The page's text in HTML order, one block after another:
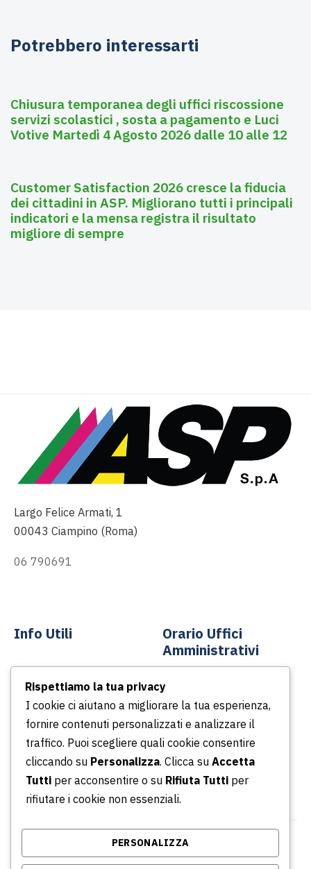
Potrebbero interessarti
Chiusura temporanea degli uffici riscossione
servizi scolastici , sosta a pagamento e Luci
Votive Martedì 4 Agosto 2026 dalle 10 alle 12
Customer Satisfaction 2026 cresce la fiducia
dei cittadini in ASP. Migliorano tutti i principali
indicatori e la mensa registra il risultato
migliore di sempre
Largo Felice Armati, 1
00043 Ciampino (Roma)
06 790691
Info Utili
News
Podcast
Portale della Trasparenza
Whistleblowing
Orario Uffici
Amministrativi
Dal lunedì al venerdì
Dalle ore 8.30 alle ore
13.30
Dalle ore 14.30 alle ore
16.30
© Copyright 2026 Azienda Servizi Pubblici S.p.a. |
Rispettiamo la tua privacy
I cookie ci aiutano a migliorare la tua esperienza,
fornire contenuti personalizzati e analizzare il
traffico. Puoi scegliere quali cookie consentire
cliccando su Personalizza. Clicca su Accetta
Tutti per acconsentire o su Rifiuta Tutti per
rifiutare i cookie non essenziali.
PERSONALIZZA